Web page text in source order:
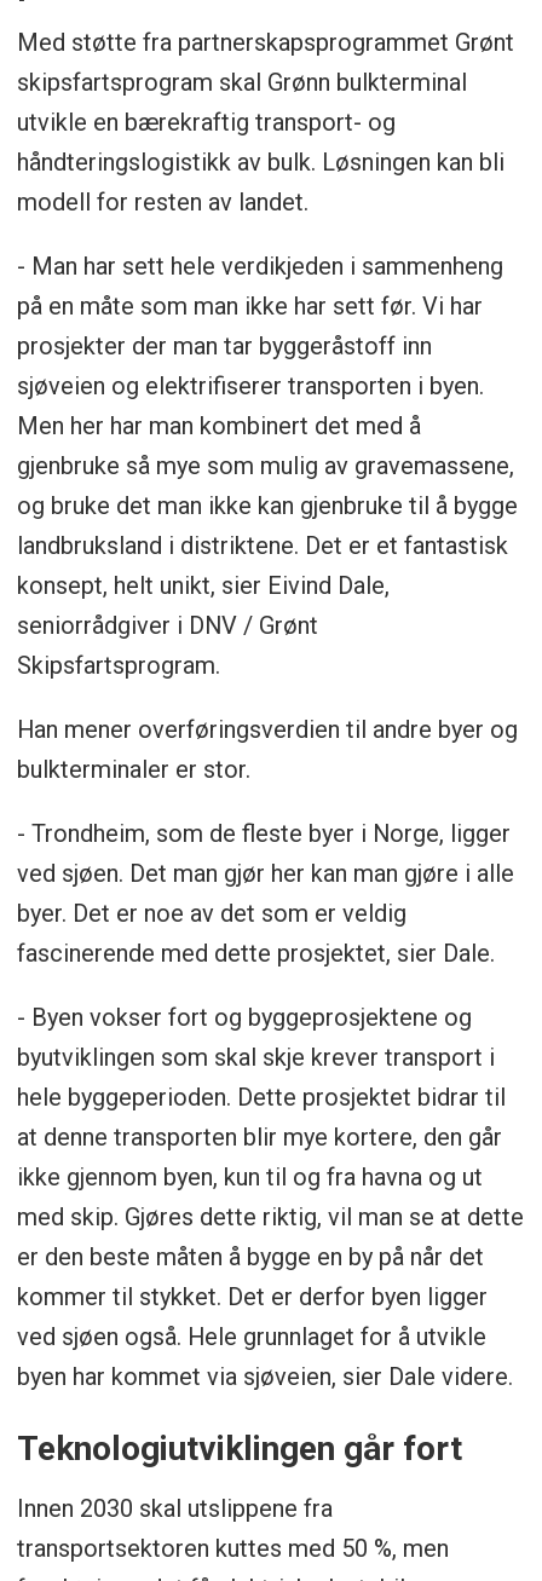
Med støtte fra partnerskapsprogrammet Grønt
skipsfartsprogram skal Grønn bulkterminal
utvikle en bærekraftig transport- og
håndteringslogistikk av bulk. Løsningen kan bli
modell for resten av landet.
- Man har sett hele verdikjeden i sammenheng
på en måte som man ikke har sett før. Vi har
prosjekter der man tar byggeråstoff inn
sjøveien og elektrifiserer transporten i byen.
Men her har man kombinert det med å
gjenbruke så mye som mulig av gravemassene,
og bruke det man ikke kan gjenbruke til å bygge
landbruksland i distriktene. Det er et fantastisk
konsept, helt unikt, sier Eivind Dale,
seniorrådgiver i DNV / Grønt
Skipsfartsprogram.
Han mener overføringsverdien til andre byer og
bulkterminaler er stor.
- Trondheim, som de fleste byer i Norge, ligger
ved sjøen. Det man gjør her kan man gjøre i alle
byer. Det er noe av det som er veldig
fascinerende med dette prosjektet, sier Dale.
- Byen vokser fort og byggeprosjektene og
byutviklingen som skal skje krever transport i
hele byggeperioden. Dette prosjektet bidrar til
at denne transporten blir mye kortere, den går
ikke gjennom byen, kun til og fra havna og ut
med skip. Gjøres dette riktig, vil man se at dette
er den beste måten å bygge en by på når det
kommer til stykket. Det er derfor byen ligger
ved sjøen også. Hele grunnlaget for å utvikle
byen har kommet via sjøveien, sier Dale videre.
Teknologiutviklingen går fort
Innen 2030 skal utslippene fra
transportsektoren kuttes med 50 %, men